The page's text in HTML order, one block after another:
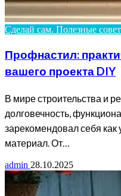
Сделай сам. Полезные
Профнастил:
вашего проекта DIY
В мире строительства и
долговечность,
зарекомендовал себя
материал. От…
admin 28.10.2025